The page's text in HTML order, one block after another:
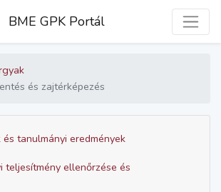
BME GPK Portál
és zajtérképezés
tanulmányi eredmények
teljesítmény ellenőrzése és